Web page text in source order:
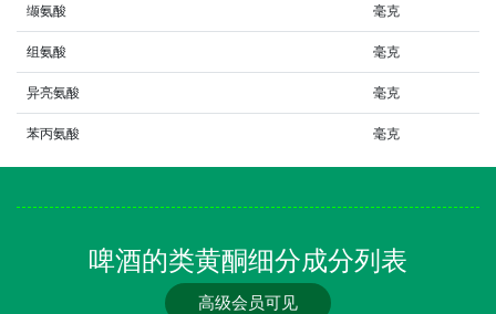
缬氨酸 毫克
组氨酸 毫克
异亮氨酸 毫克
苯丙氨酸 毫克
啤酒的类黄酮细分成分列表
高级会员可见